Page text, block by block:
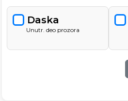
Daska
Unutr. deo prozora